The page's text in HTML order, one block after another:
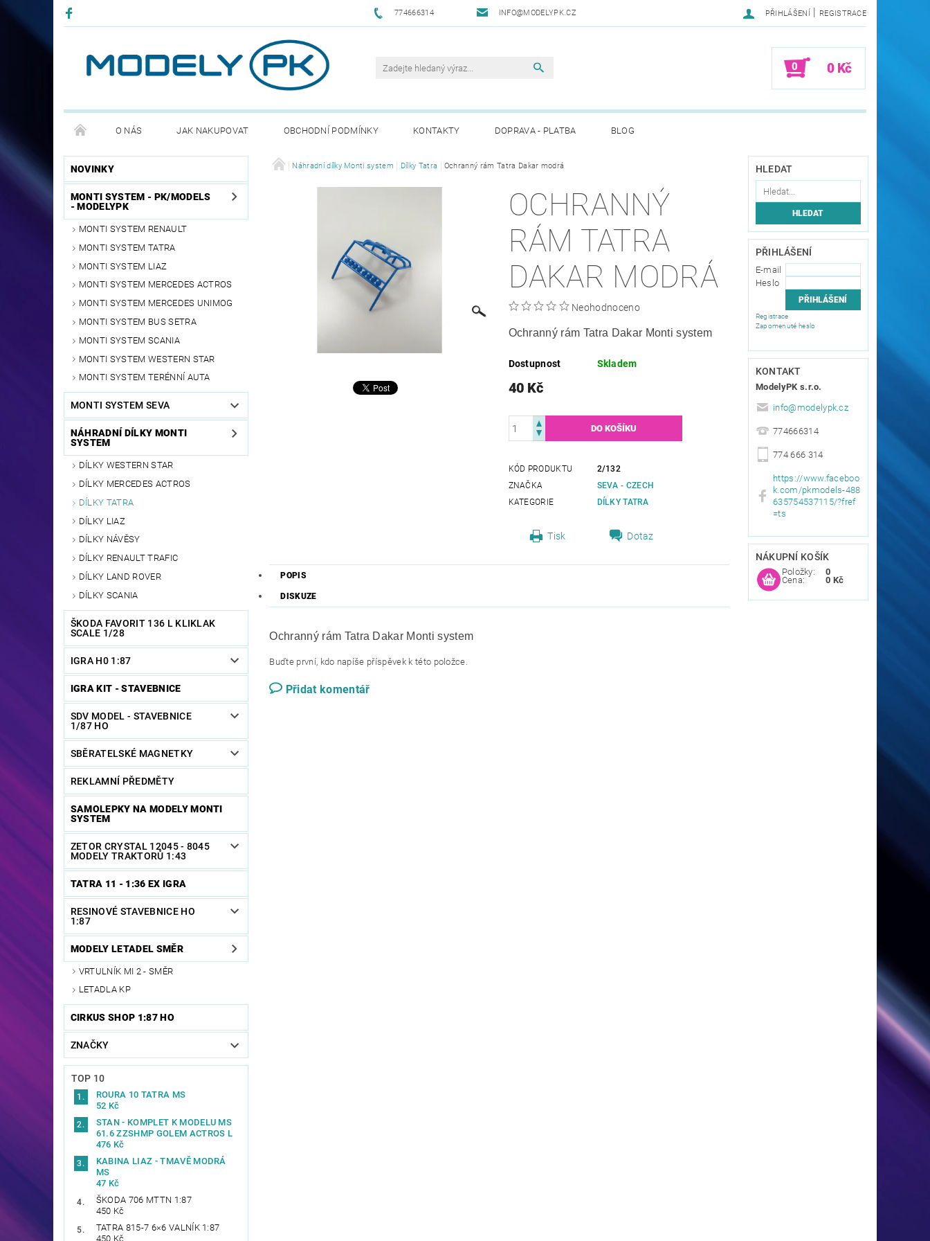
774666314 INFO@MODELYPK.CZ PŘIHLÁŠENÍ | REGISTRACE
0 0 Kč
O NÁS JAK NAKUPOVAT OBCHODNÍ PODMÍNKY KONTAKTY DOPRAVA - PLATBA BLOG
PODMÍNKY OCHRANNY OSOBNÍCH ÚDAJŮ GDPR
NOVINKY
MONTI SYSTEM - PK/MODELS
- MODELYPK
MONTI SYSTEM RENAULT
MONTI SYSTEM TATRA
MONTI SYSTEM LIAZ
MONTI SYSTEM MERCEDES ACTROS
MONTI SYSTEM MERCEDES UNIMOG
MONTI SYSTEM BUS SETRA
MONTI SYSTEM SCANIA
MONTI SYSTEM WESTERN STAR
MONTI SYSTEM TERÉNNÍ AUTA
MONTI SYSTEM SEVA
NÁHRADNÍ DÍLKY MONTI
SYSTEM
DÍLKY WESTERN STAR
DÍLKY MERCEDES ACTROS
DÍLKY TATRA
DÍLKY LIAZ
DÍLKY NÁVĚSY
DÍLKY RENAULT TRAFIC
DÍLKY LAND ROVER
DÍLKY SCANIA
ŠKODA FAVORIT 136 L KLIKLAK
SCALE 1/28
IGRA H0 1:87
IGRA KIT - STAVEBNICE
SDV MODEL - STAVEBNICE
1/87 HO
SBĚRATELSKÉ MAGNETKY
REKLAMNÍ PŘEDMĚTY
SAMOLEPKY NA MODELY MONTI
SYSTEM
ZETOR CRYSTAL 12045 - 8045
MODELY TRAKTORŮ 1:43
TATRA 11 - 1:36 EX IGRA
RESINOVÉ STAVEBNICE HO
1:87
MODELY LETADEL SMĚR
VRTULNÍK MI 2 - SMĚR
LETADLA KP
CIRKUS SHOP 1:87 HO
ZNAČKY
TOP 10
ROURA 10 TATRA MS
52 Kč
STAN - KOMPLET K MODELU MS
61.6 ZZSHMP GOLEM ACTROS L
476 Kč
KABINA LIAZ - TMAVĚ MODRÁ
MS
47 Kč
ŠKODA 706 MTTN 1:87
450 Kč
TATRA 815-7 6×6 VALNÍK 1:87
450 Kč
Náhradní dílky Monti system Dílky Tatra Ochranný rám Tatra Dakar modrá
OCHRANNÝ
RÁM TATRA
DAKAR MODRÁ
Neohodnoceno
Ochranný rám Tatra Dakar Monti system
Dostupnost Skladem
40 Kč
KÓD PRODUKTU
2/132
ZNAČKA
SEVA - CZECH
KATEGORIE
DÍLKY TATRA
Tisk Dotaz
POPIS
DISKUZE
Ochranný rám Tatra Dakar Monti system
Buďte první, kdo napíše příspěvek k této položce.
Přidat komentář
HLEDAT
PŘIHLÁŠENÍ
E-mail
Heslo
Registrace
Zapomenuté heslo
KONTAKT
ModelyPK s.r.o.
info@modelypk.cz
774666314
774 666 314
https://www.faceboo
k.com/pkmodels-488
635754537115/?fref
=ts
NÁKUPNÍ KOŠÍK
Položky:
Cena:
0
0 Kč